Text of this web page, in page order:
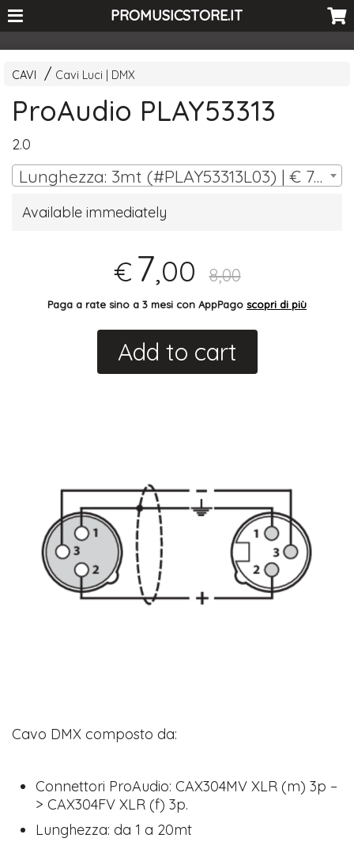
<-- Curio's GSC -->PROMUSICSTORE.IT
CAVI Cavi Luci | DMX
ProAudio PLAY53313
2.0
Lunghezza: 3mt (#PLAY53313L03) | € 7,00
Available immediately
€ 7,00 8,00
Paga a rate sino a 3 mesi con AppPago scopri di più
Add to cart
Cavo DMX composto da:
Connettori ProAudio: CAX304MV XLR (m) 3p –
> CAX304FV XLR (f) 3p.
Lunghezza: da 1 a 20mt